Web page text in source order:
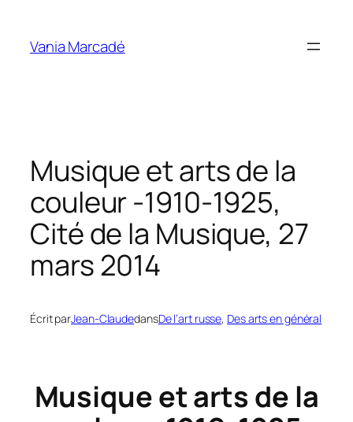
contenu
Vania Marcadé
Musique et arts de la
couleur -1910-1925,
Cité de la Musique, 27
mars 2014
Écrit parJean-ClaudedansDe l’art russe, Des arts en général
Musique et arts de la